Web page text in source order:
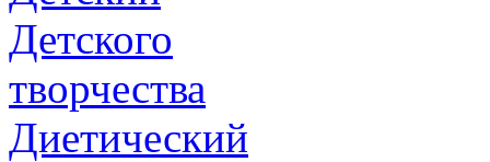
Детского
творчества
Диетический